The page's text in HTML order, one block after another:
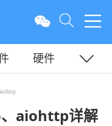
硬件
aiohttp详解